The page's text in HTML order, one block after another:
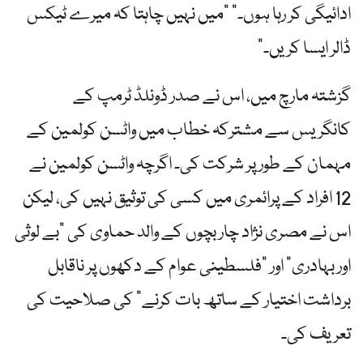
ادائیگی کر رہا ہوں۔” "میں نہیں چاہتا کہ میرے ٹیکس
ڈالر ایسا کریں۔”
گزشتہ مارچ میں، اس نے صدر ڈونلڈ ٹرمپ کے
کانگریس سے مشترکہ خطاب میں واٹسن کولمین کے
مہمان کے طور پر شرکت کی۔ اگرچہ واٹسن کولمین نے
12 افراد کے پرائمری میں کسی کی توثیق نہیں کی، لیکن
اس نے مصری نژاد چار بچوں کے والد حماوی کی "بے لوثی
اور بہادری” اور "فلسطینی عوام کے دکھوں پر ناقابل
برداشت اختیار کے ساتھ بات کرنے” کی صلاحیت کی
تعریف کی۔